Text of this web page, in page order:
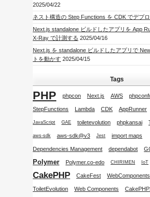
2025/04/22
ネスト構造の Step Functions を CDK でデプ
Next.js standalone ビルドしたアプリを App
X-Ray で計測する 2025/04/16
Next.js を standalone ビルドしたアプリで
トを動かす 2025/04/15
Tags
PHP phpcon Next.js AWS
StepFunctions Lambda CDK AppRunner
JavaScript GAE toiletevolution phpkansai
aws-sdk aws-sdk@v3 Jest import maps
Dependencies Management dependabot
Polymer Polymer.co-edo CHIRIMEN IoT
CakePHP CakeFest WebComponents
ToiletEvolution Web Components